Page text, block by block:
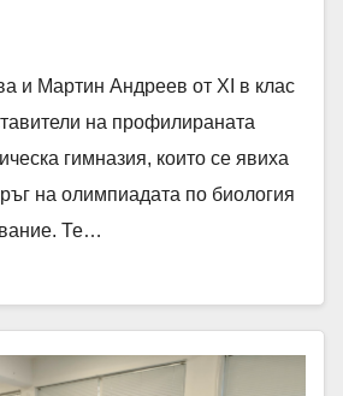
и Мартин Андреев от XI в клас
на профилираната
гимназия, които се явиха
на олимпиадата по биология
Те…